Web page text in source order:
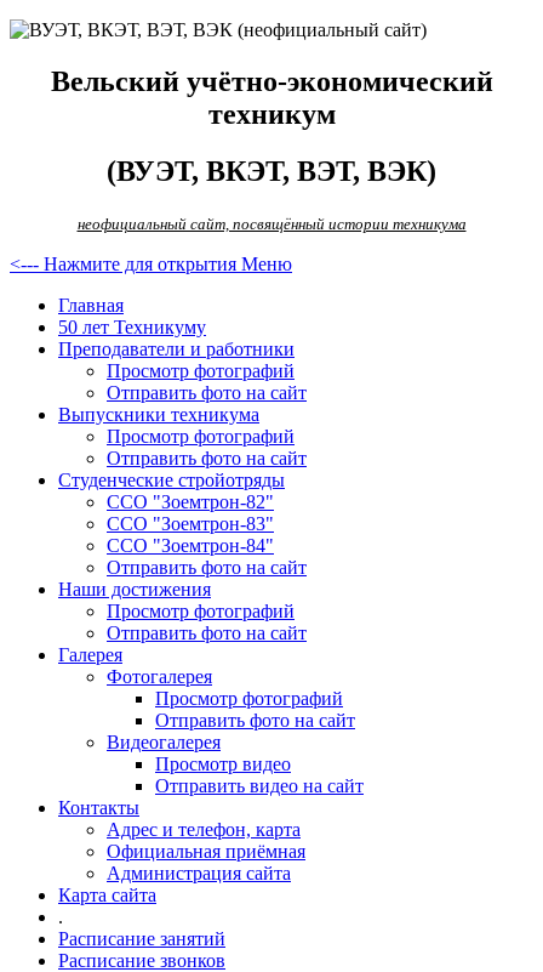
Вельский учётно-экономический
техникум
(ВУЭТ, ВКЭТ, ВЭТ, ВЭК)
неофициальный сайт, посвящённый истории техникума
<--- Нажмите для открытия Меню
Главная
50 лет Техникуму
Преподаватели и работники
Просмотр фотографий
Отправить фото на сайт
Выпускники техникума
Просмотр фотографий
Отправить фото на сайт
Студенческие стройотряды
ССО "Зоемтрон-82"
ССО "Зоемтрон-83"
ССО "Зоемтрон-84"
Отправить фото на сайт
Наши достижения
Просмотр фотографий
Отправить фото на сайт
Галерея
Фотогалерея
Просмотр фотографий
Отправить фото на сайт
Видеогалерея
Просмотр видео
Отправить видео на сайт
Контакты
Адрес и телефон, карта
Официальная приёмная
Администрация сайта
Карта сайта
.
Расписание занятий
Расписание звонков